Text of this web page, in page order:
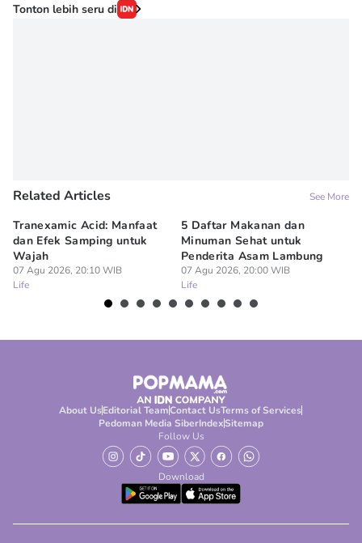
Tonton lebih seru di
Related Articles See More
Tranexamic Acid: Manfaat
dan Efek Samping untuk
Wajah
07 Agu 2026, 20:10 WIB
Life
5 Daftar Makanan dan
Minuman Sehat untuk
Penderita Asam Lambung
07 Agu 2026, 20:00 WIB
Life
About UsEditorial TeamContact UsTerms of Services
Pedoman Media SiberIndexSitemap
Follow Us
Download